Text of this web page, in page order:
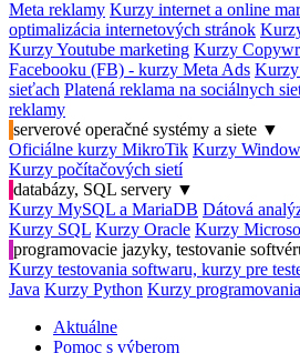
Meta reklamy Kurzy internet a online
optimalizácia internetových stránok
Kurzy Youtube marketing Kurzy
Facebooku (FB) - kurzy Meta Ads Kurzy
sieťach Platená reklama na sociálnych
reklamy
serverové operačné systémy a siete ▼
Oficiálne kurzy MikroTik Kurzy
Kurzy počítačových sietí
databázy, SQL servery ▼
Kurzy MySQL a MariaDB Dátová
Kurzy SQL Kurzy Oracle Kurzy
programovacie jazyky, testovanie
Kurzy testovania softwaru, kurzy pre
Java Kurzy Python Kurzy
Aktuálne
Pomoc s výberom